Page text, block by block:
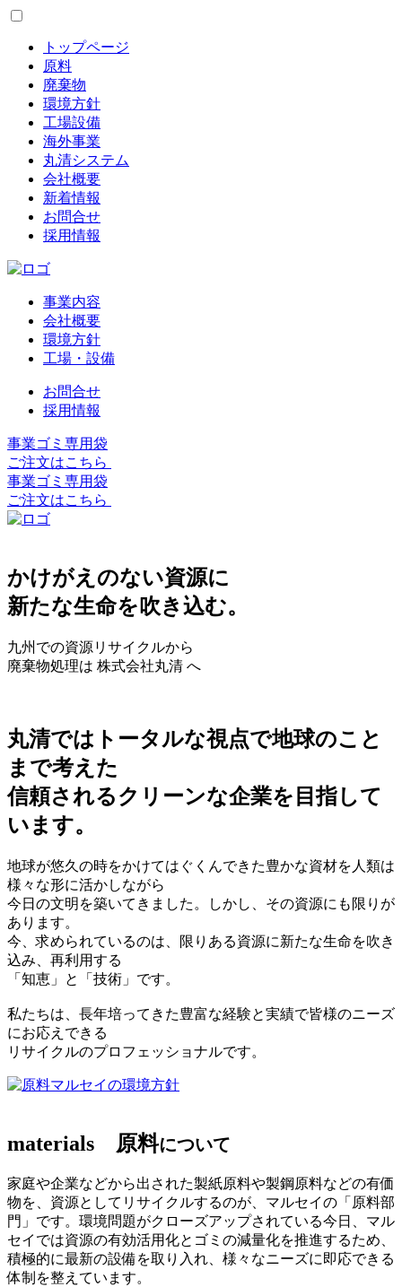
トップページ
原料
廃棄物
環境方針
工場設備
海外事業
丸清システム
会社概要
新着情報
お問合せ
採用情報
事業内容
会社概要
環境方針
工場・設備
お問合せ
採用情報
事業ゴミ専用袋
ご注文はこちら
事業ゴミ専用袋
ご注文はこちら
かけがえのない資源に
新たな生命を吹き込む。
九州での資源リサイクルから
廃棄物処理は 株式会社丸清 へ
丸清ではトータルな視点で地球のこと
まで考えた
信頼されるクリーンな企業を目指して
います。
地球が悠久の時をかけてはぐくんできた豊かな資材を人類は
様々な形に活かしながら
今日の文明を築いてきました。しかし、その資源にも限りが
あります。
今、求められているのは、限りある資源に新たな生命を吹き
込み、再利用する
「知恵」と「技術」です。
私たちは、長年培ってきた豊富な経験と実績で皆様のニーズ
にお応えできる
リサイクルのプロフェッショナルです。
マルセイの環境方針
materials 原料について
家庭や企業などから出された製紙原料や製鋼原料などの有価
物を、資源としてリサイクルするのが、マルセイの「原料部
門」です。環境問題がクローズアップされている今日、マル
セイでは資源の有効活用化とゴミの減量化を推進するため、
積極的に最新の設備を取り入れ、様々なニーズに即応できる
体制を整えています。